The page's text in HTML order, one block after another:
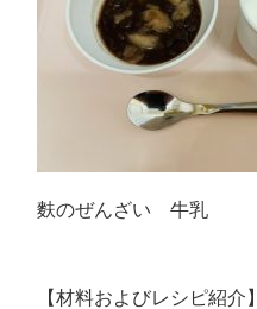
麩のぜんざい 牛乳
【材料およびレシピ紹介】